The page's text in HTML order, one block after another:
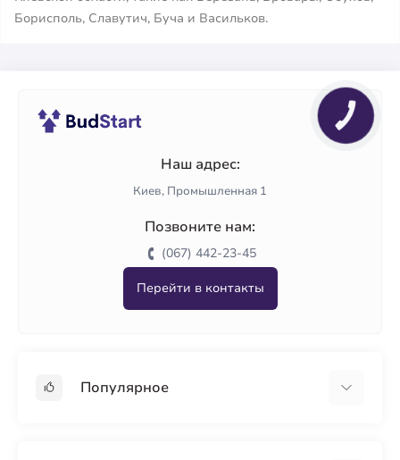
Борисполь, Славутич, Буча и Васильков.
Наш адрес:
Киев, Промышленная 1
Позвоните нам:
(067) 442-23-45
Перейти в контакты
Популярное